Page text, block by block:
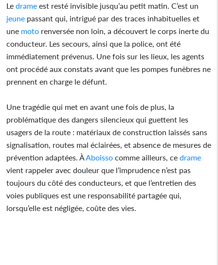
Ledrame est resté invisible jusqu’au petit matin. C’est un
jeune passant qui, intrigué par des traces inhabituelles et
une moto renversée non loin, a découvert le corps inerte du
conducteur. Les secours, ainsi que la police, ont été
immédiatement prévenus. Une fois sur les lieux, les agents
ont procédé aux constats avant que les pompes funèbres ne
prennent en charge le défunt.
Une tragédie qui met en avant une fois de plus, la
problématique des dangers silencieux qui guettent les
usagers de la route : matériaux de construction laissés sans
signalisation, routes mal éclairées, et absence de mesures de
prévention adaptées. À Aboisso comme ailleurs, cedrame
vient rappeler avec douleur que l’imprudence n’est pas
toujours du côté des conducteurs, et que l’entretien des
voies publiques est une responsabilité partagée qui,
lorsqu’elle est négligée, coûte des vies.